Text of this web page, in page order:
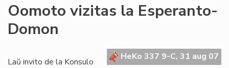
Oomoto vizitas la Esperanto-
Domon
HeKo 337 9-C, 31 aug 07
Laŭ invito de la Konsulo